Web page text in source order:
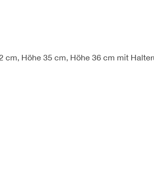
cm, Höhe 35 cm, Höhe 36 cm mit